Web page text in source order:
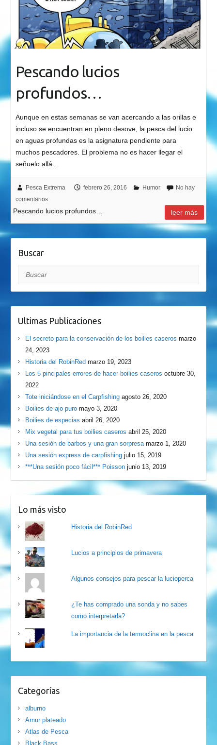
Pescando lucios
profundos…
Aunque en estas semanas se van acercando a las orillas e
incluso se encuentran en pleno desove, la pesca del lucio
en aguas profundas es la asignatura pendiente para
muchos pescadores. El problema no es hacer llegar el
señuelo allá…
Pesca Extrema febrero 26, 2016 Humor
No hay
comentarios
Pescando lucios profundos… leer más
Buscar
Buscar
Ultimas Publicaciones
El secreto para la conservación de los boilies caseros marzo
24, 2023
Historia del RobinRed marzo 19, 2023
Los 5 pincipales errores de hacer boilies caseros octubre 30,
2022
Tote iniciándose en el Carpfishing agosto 26, 2020
Boilies de ajo puro mayo 3, 2020
Boilies de especias abril 26, 2020
Mix vegetal para tus boilies caseros abril 25, 2020
Una sesión de barbos y una gran sorpresa marzo 1, 2020
Una sesión express de carpfishing julio 15, 2019
***Una sesión poco fácil*** Poisson junio 13, 2019
Lo más visto
Historia del RobinRed
Lucios a principios de primavera
Algunos consejos para pescar la lucioperca
¿Te has comprado una sonda y no sabes
como interpretarla?
La importancia de la termoclina en la pesca
Categorías
alburno
Amur plateado
Atlas de Pesca
Black Bass